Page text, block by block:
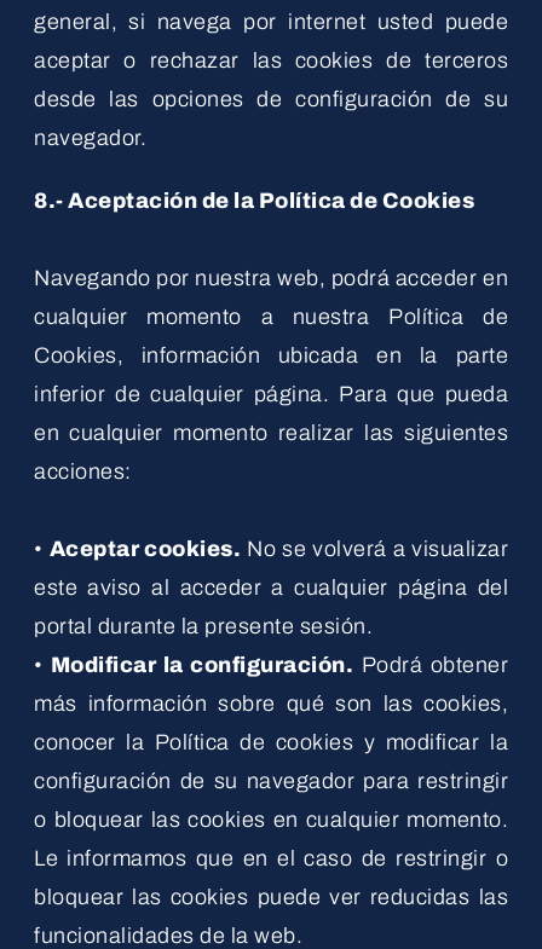
general, si navega por internet usted puede
aceptar o rechazar las cookies de terceros
desde las opciones de configuración de su
navegador.
8.- Aceptación de la Política de Cookies
Navegando por nuestra web, podrá acceder en
cualquier momento a nuestra Política de
Cookies, información ubicada en la parte
inferior de cualquier página. Para que pueda
en cualquier momento realizar las siguientes
acciones:
• Aceptar cookies. No se volverá a visualizar
este aviso al acceder a cualquier página del
portal durante la presente sesión.
• Modificar la configuración. Podrá obtener
más información sobre qué son las cookies,
conocer la Política de cookies y modificar la
configuración de su navegador para restringir
o bloquear las cookies en cualquier momento.
Le informamos que en el caso de restringir o
bloquear las cookies puede ver reducidas las
funcionalidades de la web.